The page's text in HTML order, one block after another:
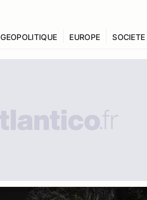
GEOPOLITIQUE EUROPE SOCIETE